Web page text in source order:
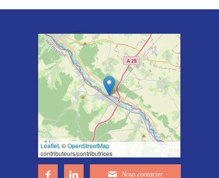
3 km
3 mi
Leaflet, ©OpenStreetMap
contributeurs/contributrices